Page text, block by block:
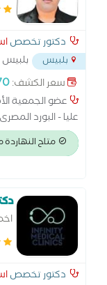
دكتور تخصص
بلبيس
سعر الكشف:
عضو الجمعية
عليا - البورد
دراسات عليا -
المخاطر وسلامة
التحكم فى منع
متاح النهاردة من 4:00
دكتور تخصص